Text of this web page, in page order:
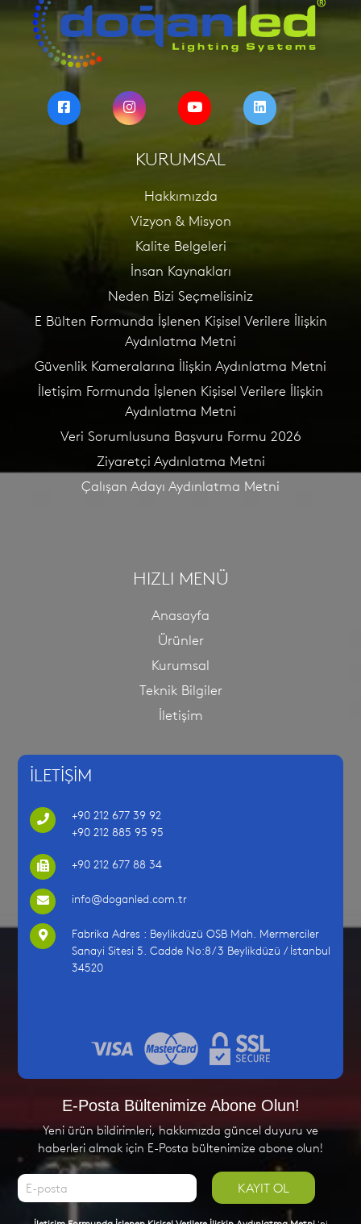
KURUMSAL
Hakkımızda
Vizyon & Misyon
Kalite Belgeleri
İnsan Kaynakları
Neden Bizi Seçmelisiniz
E Bülten Formunda İşlenen Kişisel Verilere İlişkin
Aydınlatma Metni
Güvenlik Kameralarına İlişkin Aydınlatma Metni
İletişim Formunda İşlenen Kişisel Verilere İlişkin
Aydınlatma Metni
Veri Sorumlusuna Başvuru Formu 2026
Ziyaretçi Aydınlatma Metni
Çalışan Adayı Aydınlatma Metni
HIZLI MENÜ
Anasayfa
Ürünler
Kurumsal
Teknik Bilgiler
İletişim
İLETİŞİM
+90 212 677 39 92
+90 212 885 95 95
+90 212 677 88 34
info@doganled.com.tr
Fabrika Adres : Beylikdüzü OSB Mah. Mermerciler
Sanayi Sitesi 5. Cadde No:8/3 Beylikdüzü / İstanbul
34520
E-Posta Bültenimize Abone Olun!
Yeni ürün bildirimleri, hakkımızda güncel duyuru ve
haberleri almak için E-Posta bültenimize abone olun!
KAYIT OL